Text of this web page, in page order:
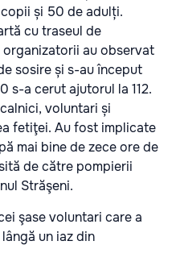
și 50 de adulți.
cu traseul de
organizatorii au observat
sosire și s-au început
s-a cerut ajutorul la 112.
voluntari și
fetiţei. Au fost implicate
mai bine de zece ore de
de către pompierii
Străşeni.
şase voluntari care a
un iaz din